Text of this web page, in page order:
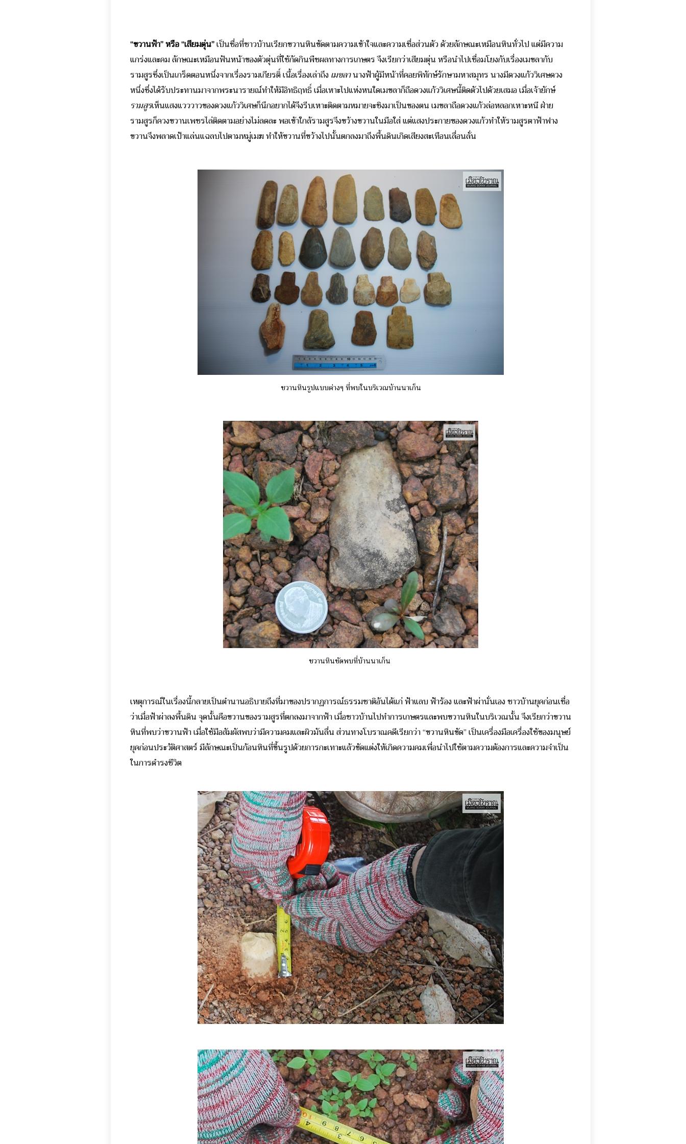
“ขวานฟ้า”หรือ“เสียมตุ่น”เป็นชื่อที่ชาวบ้านเรียกขวานหินขัดตามความเข้าใจและความเชื่อส่วนตัว ด้วยลักษณะเหมือนหินทั่วไป แต่มีความ
แกร่งและคม ลักษณะเหมือนฟันหน้าของตัวตุ่นที่ใช้กัดกินพืชผลทางการเกษตร จึงเรียกว่าเสียมตุ่น หรือนำไปเชื่อมโยงกับเรื่องเมขลากับ
รามสูรซึ่งเป็นเกร็ดตอนหนึ่งจากเรื่องรามเกียรติ์ เนื้อเรื่องเล่าถึงเมขลานางฟ้าผู้มีหน้าที่คอยพิทักษ์รักษามหาสมุทร นางมีดวงแก้ววิเศษดวง
หนึ่งซึ่งได้รับประทานมาจากพระนารายณ์ทำให้มีอิทธิฤทธิ์ เมื่อเหาะไปแห่งหนใดเมขลาก็ถือดวงแก้ววิเศษนี้ติดตัวไปด้วยเสมอ เมื่อเจ้ายักษ์
รามสูรเห็นแสงแวววาวของดวงแก้ววิเศษก็นึกอยากได้จึงรีบเหาะติดตามหมายจะชิงมาเป็นของตน เมขลาถือดวงแก้วล่อหลอกเหาะหนี ฝ่าย
รามสูรก็ควงขวานเพชรไล่ติดตามอย่างไม่ลดละ พอเข้าใกล้รามสูรจึงขว้างขวานในมือใส่ แต่แสงประกายของดวงแก้วทำให้รามสูรตาฟ้าฟาง
ขวานจึงพลาดเป้าแล่นแฉลบไปตามหมู่เมฆ ทำให้ขวานที่ขว้างไปนั้นตกลงมาถึงพื้นดินเกิดเสียงสะเทือนเลื่อนลั่น
ขวานหินรูปแบบต่างๆ ที่พบในบริเวณบ้านนาเก็น
ขวานหินขัดพบที่บ้านนาเก็น
เหตุการณ์ในเรื่องนี้กลายเป็นตำนานอธิบายถึงที่มาของปรากฏการณ์ธรรมชาติอันได้แก่ ฟ้าแลบ ฟ้าร้อง และฟ้าผ่านั่นเอง ชาวบ้านยุคก่อนเชื่อ
ว่าเมื่อฟ้าผ่าลงพื้นดิน จุดนั้นคือขวานของรามสูรที่ตกลงมาจากฟ้า เมื่อชาวบ้านไปทำการเกษตรและพบขวานหินในบริเวณนั้น จึงเรียกว่าขวาน
หินที่พบว่าขวานฟ้า เมื่อใช้มือสัมผัสพบว่ามีความคมและผิวมันลื่น ส่วนทางโบราณคดีเรียกว่า “ขวานหินขัด” เป็นเครื่องมือเครื่องใช้ของมนุษย์
ยุคก่อนประวัติศาสตร์ มีลักษณะเป็นก้อนหินที่ขึ้นรูปด้วยการกะเทาะแล้วขัดแต่งให้เกิดความคมเพื่อนำไปใช้ตามความต้องการและความจำเป็น
ในการดำรงชีวิต